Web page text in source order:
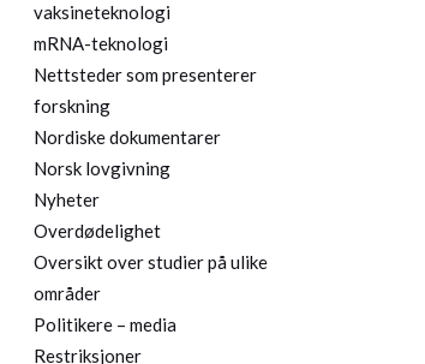
vaksineteknologi
mRNA-teknologi
Nettsteder som presenterer
forskning
Nordiske dokumentarer
Norsk lovgivning
Nyheter
Overdødelighet
Oversikt over studier på ulike
områder
Politikere – media
Restriksjoner